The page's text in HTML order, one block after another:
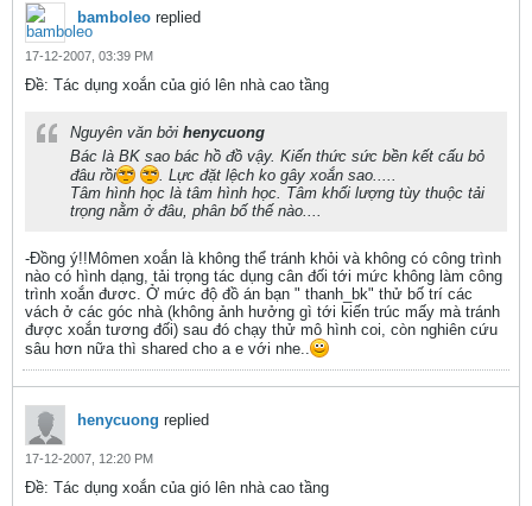
bamboleo replied
17-12-2007, 03:39 PM
Ðề: Tác dụng xoắn của gió lên nhà cao tầng
Nguyên văn bởi henycuong
Bác là BK sao bác hồ đồ vậy. Kiến thức sức bền kết cấu bỏ
đâu rồi
. Lực đặt lệch ko gây xoắn sao.....
Tâm hình học là tâm hình học. Tâm khối lượng tùy thuộc tải
trọng nằm ở đâu, phân bố thế nào....
-Đồng ý!!Mômen xoắn là không thể tránh khỏi và không có công trình
nào có hình dạng, tải trọng tác dụng cân đối tới mức không làm công
trình xoắn đươc. Ở mức độ đồ án bạn " thanh_bk" thử bố trí các
vách ở các góc nhà (không ảnh hưởng gì tới kiến trúc mấy mà tránh
được xoắn tương đối) sau đó chạy thử mô hình coi, còn nghiên cứu
sâu hơn nữa thì shared cho a e với nhe..
henycuong replied
17-12-2007, 12:20 PM
Ðề: Tác dụng xoắn của gió lên nhà cao tầng